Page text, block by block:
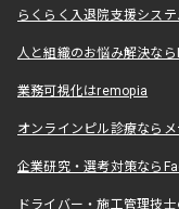
らくらく入退院支援シス
人と組織のお悩み解決なら
業務可視化はremopia
オンラインピル診療なら
企業研究・選考対策なら
ドライバー・施工管理技